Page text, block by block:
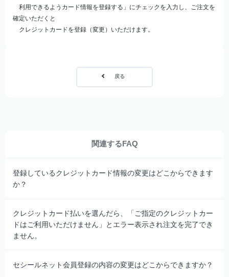
利用できるようカード情報を登録する」にチェックを入力し、ご注文を
確定いただくと
クレジットカードを登録（変更）いただけます。
戻る
関連するFAQ
登録しているクレジットカード情報の変更はどこからできます
か？
クレジットカード払いを選んだら、「ご指定のクレジットカー
ドはご利用いただけません」とエラー表示され注文を完了でき
ません。
セシールネット会員登録の内容の変更はどこからできますか？